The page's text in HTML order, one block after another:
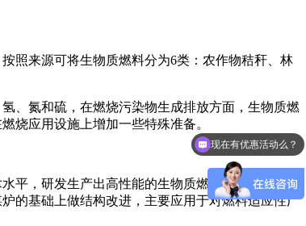
照来源可将生物质燃料分为6类：农作物秸秆、林
、氮和硫，在燃烧污染物生成排放方面，生物质燃
烧应用设施上增加一些特殊准备。
平，研发生产出高性能的生物质燃烧炉，在保证原
的基础上做结构改进，主要应用于对燃料适应性广
现在有优惠活动么？